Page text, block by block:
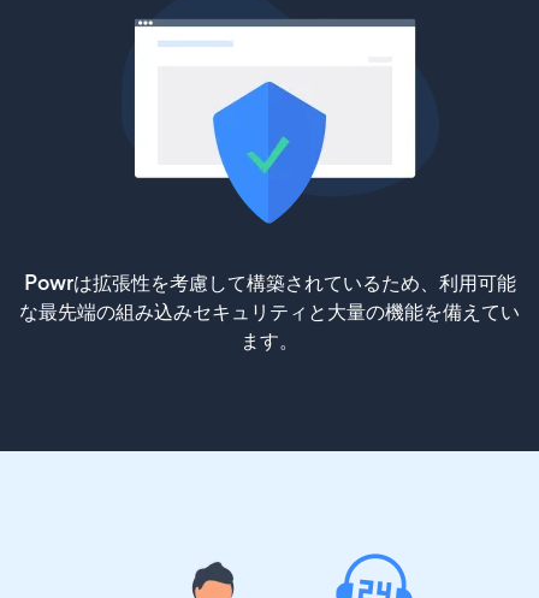
Powrは拡張性を考慮して構築されているため、利用可能
な最先端の組み込みセキュリティと大量の機能を備えてい
ます。